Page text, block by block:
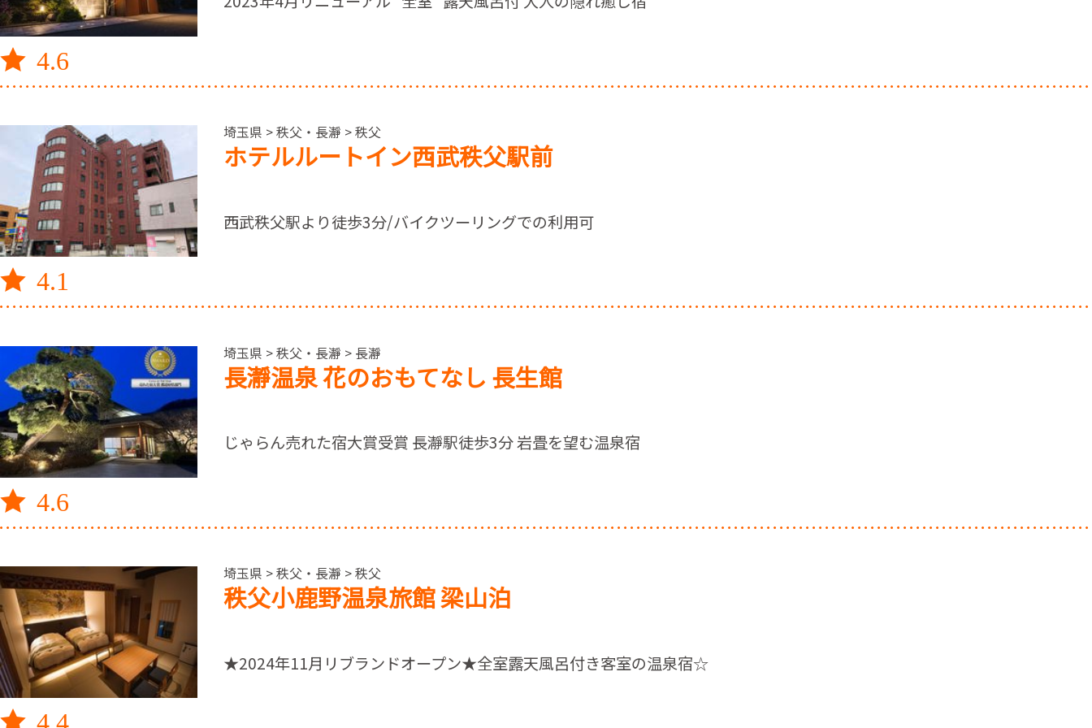
4.6
4.1
埼玉県 > 秩父・長瀞 > 秩父
ホテルルートイン西武秩父駅前
西武秩父駅より徒歩3分/バイクツーリングでの利用可
4.6
埼玉県 > 秩父・長瀞 > 長瀞
長瀞温泉 花のおもてなし 長生館
じゃらん売れた宿大賞受賞 長瀞駅徒歩3分 岩畳を望む温泉宿
埼玉県 > 秩父・長瀞 > 秩父
秩父小鹿野温泉旅館 梁山泊
★2024年11月リブランドオープン★全室露天風呂付き客室の温泉宿☆